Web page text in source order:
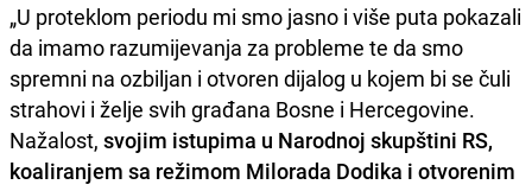
„U proteklom periodu mi smo jasno i više puta pokazali
da imamo razumijevanja za probleme te da smo
spremni na ozbiljan i otvoren dijalog u kojem bi se čuli
strahovi i želje svih građana Bosne i Hercegovine.
Nažalost, svojim istupima u Narodnoj skupštini RS,
koaliranjem sa režimom Milorada Dodika i otvorenim